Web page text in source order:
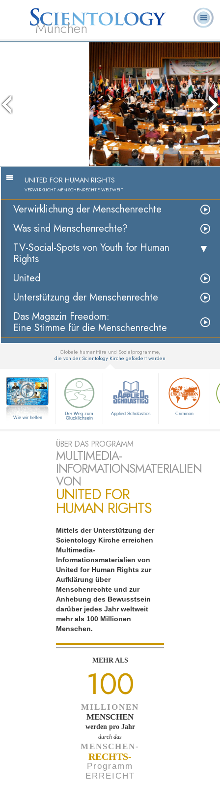
München
Ehrenamtliche
Häufig gestellte
Umsetzung der Menschenrechte
Video anschauen
UNITED FOR HUMAN RIGHTS
VERWIRKLICHT MENSCHENRECHTE WELTWEIT
Verwirklichung der Menschenrechte
Was sind Menschenrechte?
TV-Social-Spots von Youth for Human
Rights
United
Unterstützung der Menschenrechte
Das Magazin Freedom:
Eine Stimme für die Menschenrechte
Globale humanitäre und Sozialprogramme,
die von der Scientology Kirche gefördert werden
Wie wir helfen
Der Weg zum
Glücklichsein
Applied Scholastics Criminon
ÜBER DAS PROGRAMM
MULTIMEDIA-
INFORMATIONSMATERIALIEN
VON
UNITED FOR
HUMAN RIGHTS
Mittels der Unterstützung der
Scientology Kirche erreichen
Multimedia-
Informationsmaterialien von
United for Human Rights zur
Aufklärung über
Menschenrechte und zur
Anhebung des Bewusstsein
darüber jedes Jahr weltweit
mehr als 100 Millionen
Menschen.
MEHR ALS
100
MILLIONEN
MENSCHEN
werden pro Jahr
durch das
MENSCHEN-
RECHTS-
Programm
ERREICHT